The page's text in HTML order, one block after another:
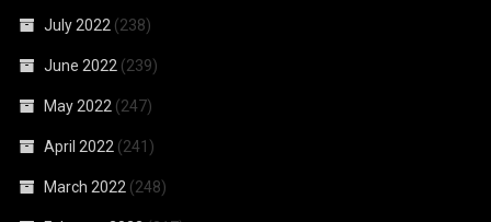
July 2022 (238)
June 2022 (239)
May 2022 (247)
April 2022 (241)
March 2022 (248)